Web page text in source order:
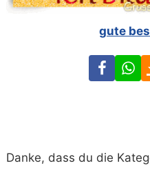
gute
Danke, dass du die